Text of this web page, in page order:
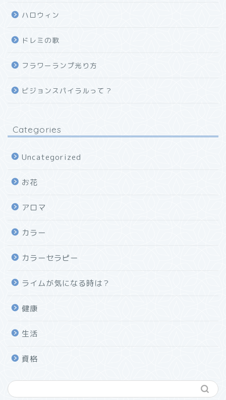
ハロウィン
ドレミの歌
フラワーランプ光り方
ビジョンスパイラルって？
Categories
Uncategorized
お花
アロマ
カラー
カラーセラピー
ライムが気になる時は？
健康
生活
資格